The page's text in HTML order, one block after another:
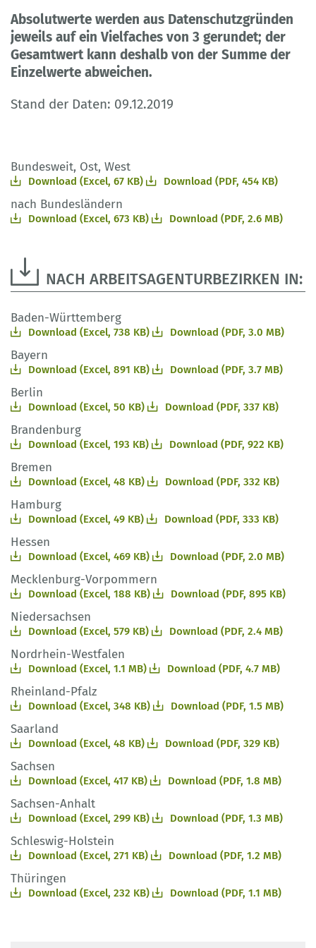
Absolutwerte werden aus Datenschutzgründen
jeweils auf ein Vielfaches von 3 gerundet; der
Gesamtwert kann deshalb von der Summe der
Einzelwerte abweichen.
Stand der Daten: 09.12.2019
Bundesweit, Ost, West
Download (Excel, 67 KB) Download (PDF, 454 KB)
nach Bundesländern
Download (Excel, 673 KB) Download (PDF, 2.6 MB)
NACH ARBEITSAGENTURBEZIRKEN IN:
Baden-Württemberg
Download (Excel, 738 KB) Download (PDF, 3.0 MB)
Bayern
Download (Excel, 891 KB) Download (PDF, 3.7 MB)
Berlin
Download (Excel, 50 KB) Download (PDF, 337 KB)
Brandenburg
Download (Excel, 193 KB) Download (PDF, 922 KB)
Bremen
Download (Excel, 48 KB) Download (PDF, 332 KB)
Hamburg
Download (Excel, 49 KB) Download (PDF, 333 KB)
Hessen
Download (Excel, 469 KB) Download (PDF, 2.0 MB)
Mecklenburg-Vorpommern
Download (Excel, 188 KB) Download (PDF, 895 KB)
Niedersachsen
Download (Excel, 579 KB) Download (PDF, 2.4 MB)
Nordrhein-Westfalen
Download (Excel, 1.1 MB) Download (PDF, 4.7 MB)
Rheinland-Pfalz
Download (Excel, 348 KB) Download (PDF, 1.5 MB)
Saarland
Download (Excel, 48 KB) Download (PDF, 329 KB)
Sachsen
Download (Excel, 417 KB) Download (PDF, 1.8 MB)
Sachsen-Anhalt
Download (Excel, 299 KB) Download (PDF, 1.3 MB)
Schleswig-Holstein
Download (Excel, 271 KB) Download (PDF, 1.2 MB)
Thüringen
Download (Excel, 232 KB) Download (PDF, 1.1 MB)